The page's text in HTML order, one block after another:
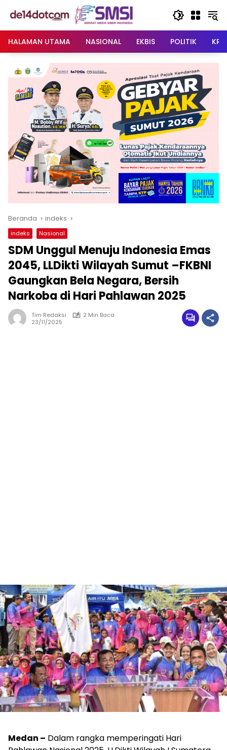
HALAMAN UTAMA
NASIONAL EKBIS POLITIK
Beranda indeks
indeks Nasional
SDM Unggul Menuju Indonesia Emas
2045, LLDikti Wilayah Sumut –FKBNI
Gaungkan Bela Negara, Bersih
Narkoba di Hari Pahlawan 2025
Tim Redaksi
2 Min Baca
23/11/2025
Medan – Dalam rangka memperingati Hari